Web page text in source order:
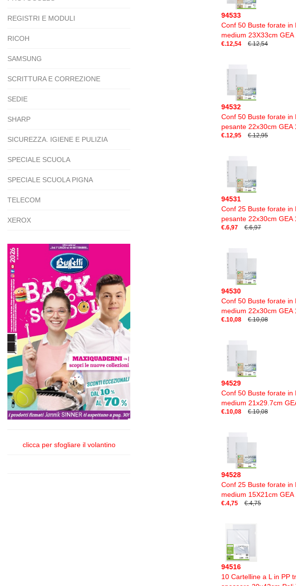
REGISTRI E MODULI
RICOH
SAMSUNG
SCRITTURA E CORREZIONE
SEDIE
SHARP
SICUREZZA. IGIENE E PULIZIA
SPECIALE SCUOLA
SPECIALE SCUOLA PIGNA
TELECOM
XEROX
clicca per sfogliare il volantino
94533
Conf 50 Buste forate in
medium 23X33cm GEA
€.12,54 €.12,54
94532
Conf 50 Buste forate in
pesante 22x30cm GEA
€.12,95 €.12,95
94531
Conf 25 Buste forate in
pesante 22x30cm GEA
€.6,97 €.6,97
94530
Conf 50 Buste forate in
medium 22x30cm GEA
€.10,08 €.10,08
94529
Conf 50 Buste forate in
medium 21x29.7cm
€.10,08 €.10,08
94528
Conf 25 Buste forate in
medium 15X21cm
€.4,75 €.4,75
94516
10 Cartelline a L in PP